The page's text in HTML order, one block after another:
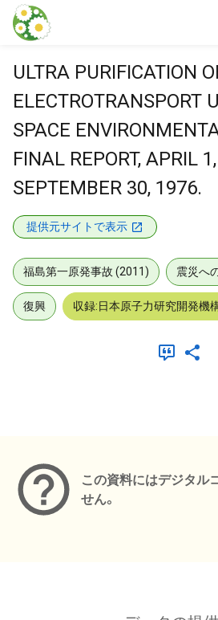
本文に飛ぶ
ULTRA PURIFICATION
ELECTROTRANSPORT
SPACE
FINAL REPORT, APRIL
SEPTEMBER 30, 1976.
提供元サイトで表示
福島第一原発事故 (2011) 震災へ
復興 収録:日本原子力研究開発機
この資料にはデジタル
せん。